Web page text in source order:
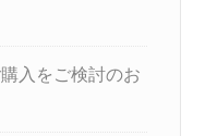
入をご検討のお